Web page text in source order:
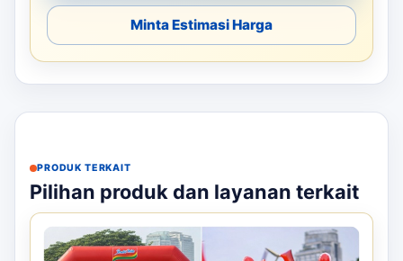
Minta Estimasi Harga
PRODUK TERKAIT
Pilihan produk dan layanan terkait